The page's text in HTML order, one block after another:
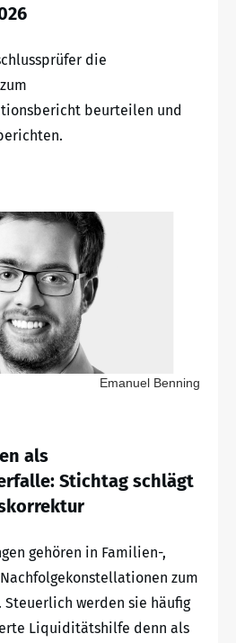
die
beurteilen und
Emanuel Benning
als
Stichtag schlägt
gehören in Familien-,
zum
werden sie häufig
Liquiditätshilfe denn als